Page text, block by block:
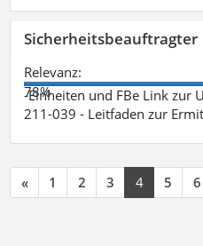
Sicherheitsbeauftragter
Relevanz:
78%
-Einheiten und FBe Link zur
211-039 - Leitfaden zur
« 1 2 3 4 5 6